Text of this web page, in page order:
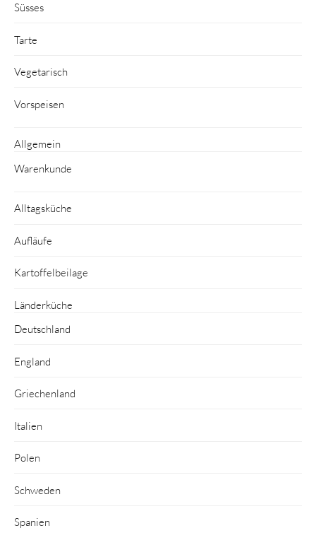
Süsses
Tarte
Vegetarisch
Vorspeisen
Allgemein
Warenkunde
Alltagsküche
Aufläufe
Kartoffelbeilage
Länderküche
Deutschland
England
Griechenland
Italien
Polen
Schweden
Spanien